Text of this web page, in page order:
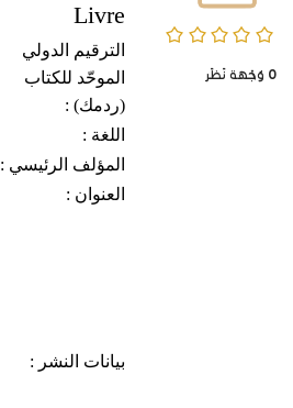
0/5
0 وُجْهَة نَظَر
Livre
الترقيم الدولي
الموحّد للكتاب
(ردمك) :
اللغة :
المؤلف الرئيسي :
العنوان :
بيانات النشر :